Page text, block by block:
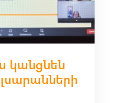
կանցնեն